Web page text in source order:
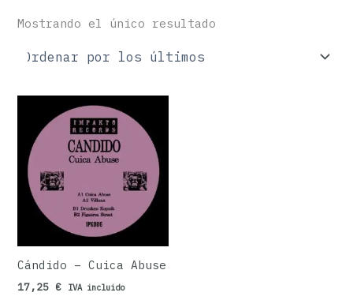
Mostrando el único resultado
Cándido – Cuica Abuse
17,25 € IVA incluido